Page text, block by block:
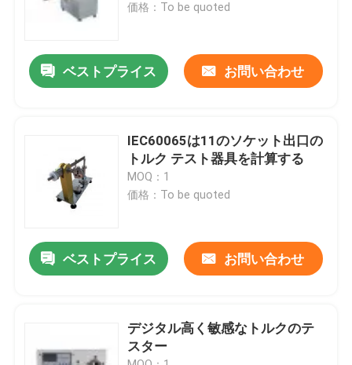
私達について
工場旅行
私達に連絡しなさい
引用を要求しなさい
IECの試験装置
進入保護試験装置
価格：To be quoted
ベストプライス お問い合わせ
IEC60065は11のソケット出口の
トルク テスト器具を計算する
MOQ：1
価格：To be quoted
ベストプライス お問い合わせ
デジタル高く敏感なトルクのテ
スター